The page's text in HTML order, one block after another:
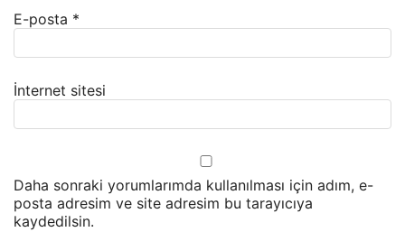
E-posta *
İnternet sitesi
Daha sonraki yorumlarımda kullanılması için adım, e-
posta adresim ve site adresim bu tarayıcıya
kaydedilsin.